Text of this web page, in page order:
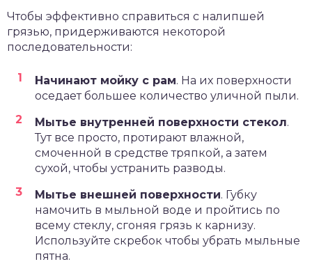
Чтобы эффективно справиться с налипшей
грязью, придерживаются некоторой
последовательности:
Начинают мойку с рам. На их поверхности
оседает большее количество уличной пыли.
Мытье внутренней поверхности стекол.
Тут все просто, протирают влажной,
смоченной в средстве тряпкой, а затем
сухой, чтобы устранить разводы.
Мытье внешней поверхности. Губку
намочить в мыльной воде и пройтись по
всему стеклу, сгоняя грязь к карнизу.
Используйте скребок чтобы убрать мыльные
пятна.